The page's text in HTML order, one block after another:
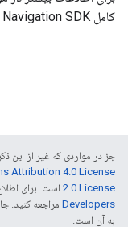
کامل Navigation SDK برای
جز در مواردی که غیر از این
Attribution 4.0 License
2.0 License است. برای
Developers‏
به آن است.